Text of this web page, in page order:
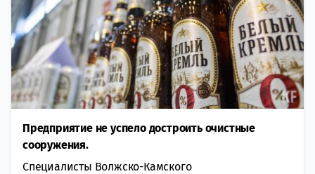
Предприятие не успело достроить очистные
сооружения.
Специалисты Волжско-Камского